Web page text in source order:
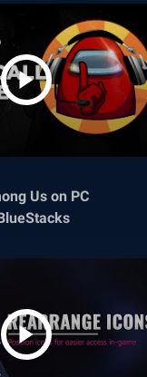
Us on PC